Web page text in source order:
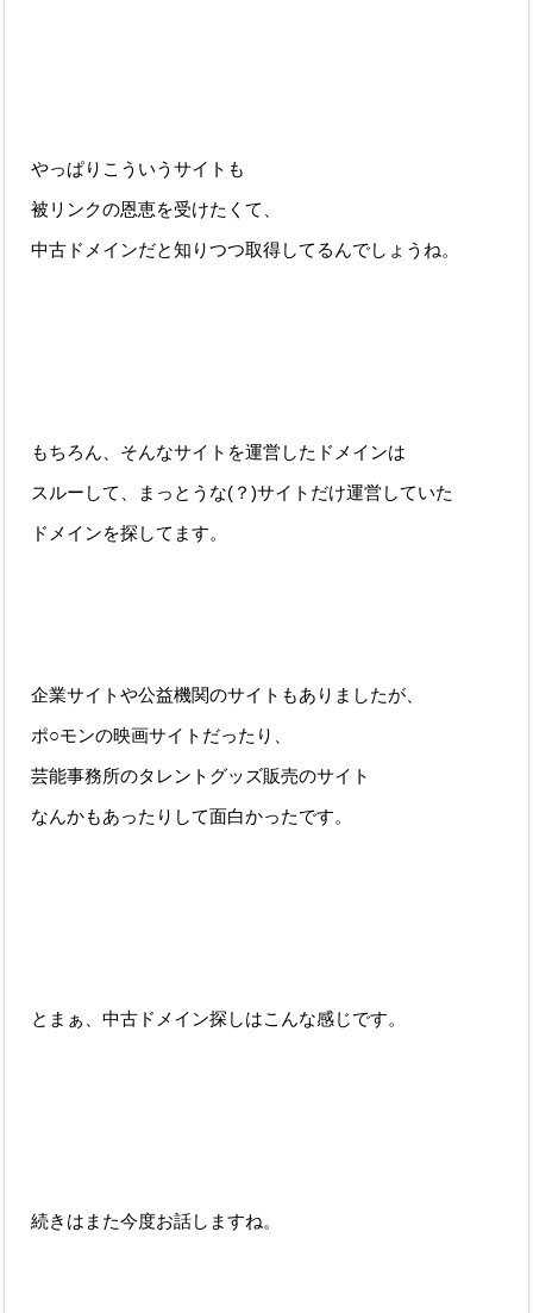
やっぱりこういうサイトも
被リンクの恩恵を受けたくて、
中古ドメインだと知りつつ取得してるんでしょうね。
もちろん、そんなサイトを運営したドメインは
スルーして、まっとうな(？)サイトだけ運営していた
ドメインを探してます。
企業サイトや公益機関のサイトもありましたが、
ポ○モンの映画サイトだったり、
芸能事務所のタレントグッズ販売のサイト
なんかもあったりして面白かったです。
とまぁ、中古ドメイン探しはこんな感じです。
続きはまた今度お話しますね。